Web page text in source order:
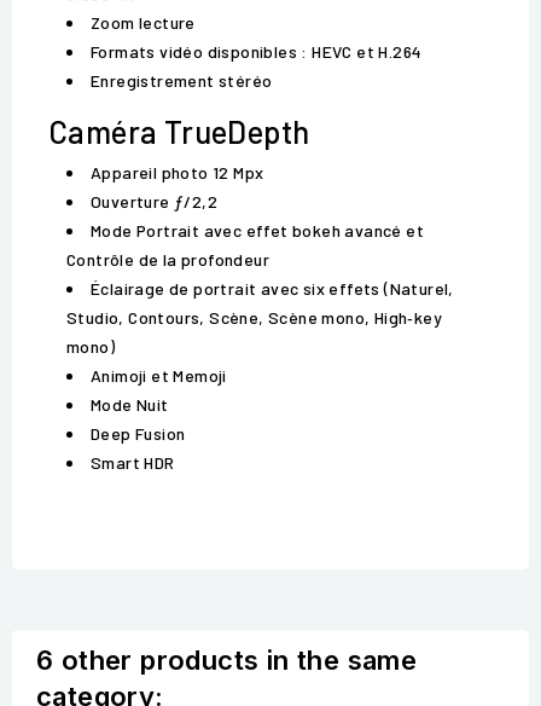
Zoom lecture
Formats vidéo disponibles : HEVC et H.264
Enregistrement stéréo
Caméra TrueDepth
Appareil photo 12 Mpx
Ouverture ƒ/2,2
Mode Portrait avec effet bokeh avancé et
Contrôle de la profondeur
Éclairage de portrait avec six effets (Naturel,
Studio, Contours, Scène, Scène mono, High‑key
mono)
Animoji et Memoji
Mode Nuit
Deep Fusion
Smart HDR
6 other products in the same
category: